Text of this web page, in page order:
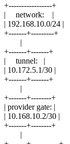
+-----------------+
| network: |
| 192.168.10.0/24 |
+-------+---------+
|
+-------+-------+
| tunnel: |
| 10.172.5.1/30 |
+-------+-------+
|
+-------+--------+
| provider gate: |
| 10.168.10.2/30 |
+-------+--------+
|